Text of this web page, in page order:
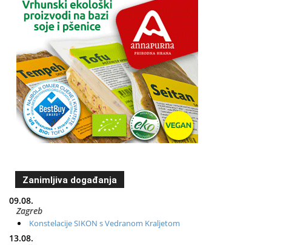
Zanimljiva događanja
09.08.
Zagreb
Konstelacije SIKON s Vedranom Kraljetom
13.08.